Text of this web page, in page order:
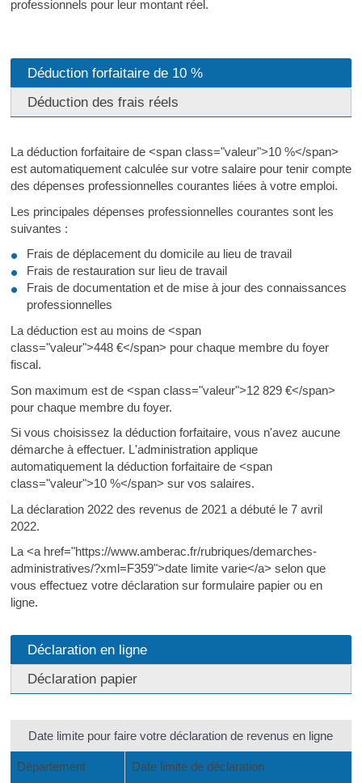
professionnels pour leur montant réel.
Déduction forfaitaire de 10 %
Déduction des frais réels
La déduction forfaitaire de <span class="valeur">10 %</span>
est automatiquement calculée sur votre salaire pour tenir compte
des dépenses professionnelles courantes liées à votre emploi.
Les principales dépenses professionnelles courantes sont les
suivantes :
Frais de déplacement du domicile au lieu de travail
Frais de restauration sur lieu de travail
Frais de documentation et de mise à jour des connaissances
professionnelles
La déduction est au moins de <span
class="valeur">448 €</span> pour chaque membre du foyer
fiscal.
Son maximum est de <span class="valeur">12 829 €</span>
pour chaque membre du foyer.
Si vous choisissez la déduction forfaitaire, vous n'avez aucune
démarche à effectuer. L'administration applique
automatiquement la déduction forfaitaire de <span
class="valeur">10 %</span> sur vos salaires.
La déclaration 2022 des revenus de 2021 a débuté le 7 avril
2022.
La <a href="https://www.amberac.fr/rubriques/demarches-
administratives/?xml=F359">date limite varie</a> selon que
vous effectuez votre déclaration sur formulaire papier ou en
ligne.
Déclaration en ligne
Déclaration papier
Date limite pour faire votre déclaration de revenus en ligne
Département Date limite de déclaration